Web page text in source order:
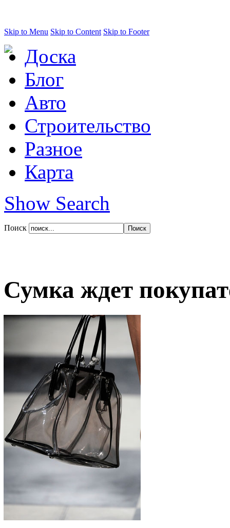
Skip to Menu Skip to Content Skip to Footer
Доска
Блог
Авто
Строительство
Разное
Карта
Show Search
Поиск
Сумка ждет